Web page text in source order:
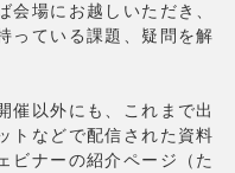
会場にお越しいただき、
っている課題、疑問を解
催以外にも、これまで出
トなどで配信された資料
ビナーの紹介ページ（た